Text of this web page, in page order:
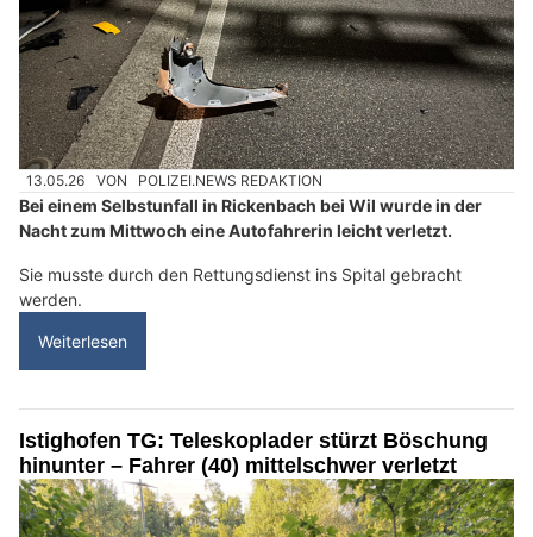
13.05.26 VON POLIZEI.NEWS REDAKTION
Bei einem Selbstunfall in Rickenbach bei Wil wurde in der
Nacht zum Mittwoch eine Autofahrerin leicht verletzt.
Sie musste durch den Rettungsdienst ins Spital gebracht
werden.
Weiterlesen
Istighofen TG: Teleskoplader stürzt Böschung
hinunter – Fahrer (40) mittelschwer verletzt